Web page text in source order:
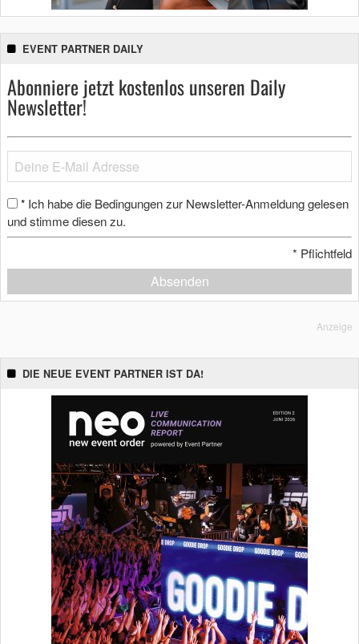
EVENT PARTNER DAILY
Abonniere jetzt kostenlos unseren Daily
Newsletter!
* Ich habe die Bedingungen zur Newsletter-Anmeldung gelesen
und stimme diesen zu.
* Pflichtfeld
Absenden
Anzeige
DIE NEUE EVENT PARTNER IST DA!